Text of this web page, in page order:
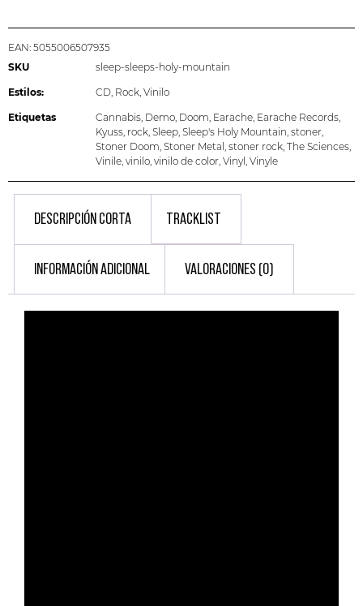
EAN: 5055006507935
SKU
sleep-sleeps-holy-mountain
Estilos: CD, Rock, Vinilo
Etiquetas Cannabis, Demo, Doom, Earache, Earache Records,
Kyuss, rock, Sleep, Sleep's Holy Mountain, stoner,
Stoner Doom, Stoner Metal , stoner rock, The Sciences,
Vinile, vinilo, vinilo de color, Vinyl, Vinyle
DESCRIPCIÓN CORTA TRACKLIST
INFORMACIÓN ADICIONAL VALORACIONES (0)